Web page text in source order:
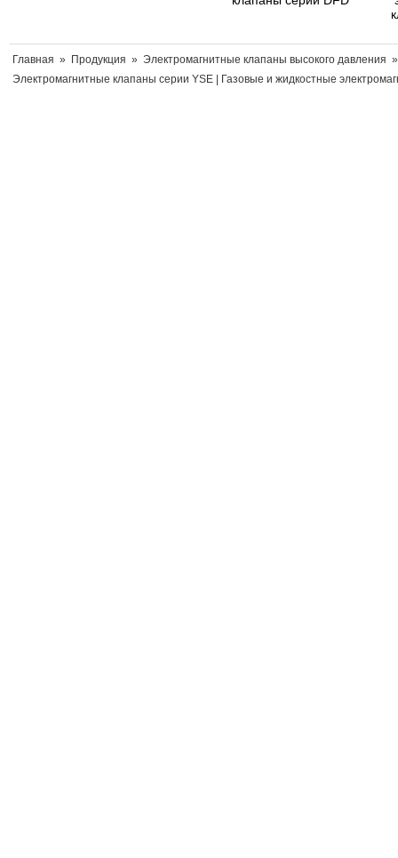
Главная » Продукция » Электромагнитные клапаны высокого давления
Электромагнитные клапаны серии YSE
Газовые и жидкостные